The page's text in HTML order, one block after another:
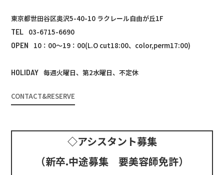
東京都世田谷区奥沢5-40-10 ラクレール自由が丘1F
TEL 03-6715-6690
OPEN
10：00～19：00(L.O cut18:00、color,perm17:00)
HOLIDAY 毎週火曜日、第2水曜日、不定休
CONTACT&RESERVE
◇アシスタント募集
（新卒.中途募集 要美容師免許）